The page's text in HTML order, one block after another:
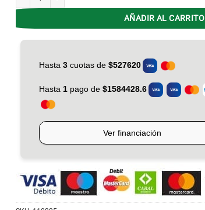
AÑADIR AL CARRITO